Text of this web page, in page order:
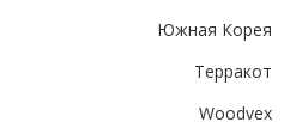
Южная Корея
Терракот
Woodvex